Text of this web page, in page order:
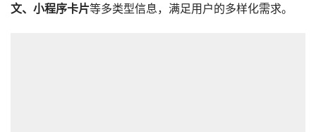
文、小程序卡片等多类型信息，满足用户的多样化需求。